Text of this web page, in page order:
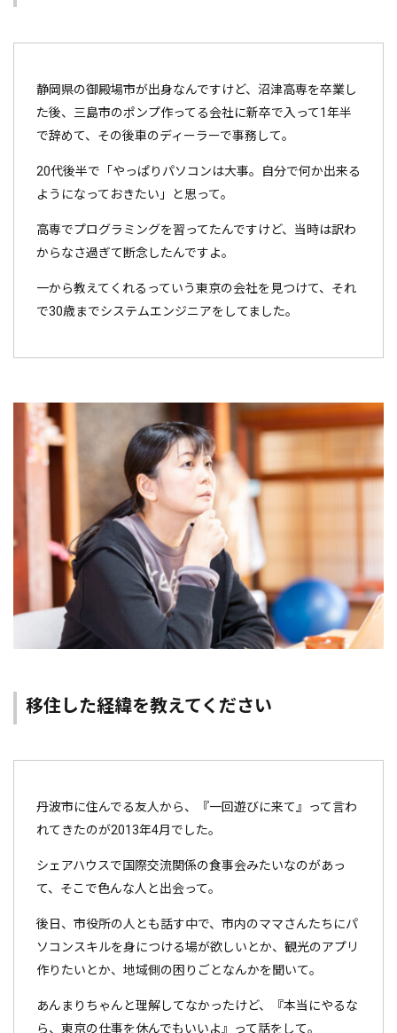
静岡県の御殿場市が出身なんですけど、沼津高専を卒業し
た後、三島市のポンプ作ってる会社に新卒で入って1年半
で辞めて、その後車のディーラーで事務して。
20代後半で「やっぱりパソコンは大事。自分で何か出来る
ようになっておきたい」と思って。
高専でプログラミングを習ってたんですけど、当時は訳わ
からなさ過ぎて断念したんですよ。
一から教えてくれるっていう東京の会社を見つけて、それ
で30歳までシステムエンジニアをしてました。
移住した経緯を教えてください
丹波市に住んでる友人から、『一回遊びに来て』って言わ
れてきたのが2013年4月でした。
シェアハウスで国際交流関係の食事会みたいなのがあっ
て、そこで色んな人と出会って。
後日、市役所の人とも話す中で、市内のママさんたちにパ
ソコンスキルを身につける場が欲しいとか、観光のアプリ
作りたいとか、地域側の困りごとなんかを聞いて。
あんまりちゃんと理解してなかったけど、『本当にやるな
ら、東京の仕事を休んでもいいよ』って話をして。